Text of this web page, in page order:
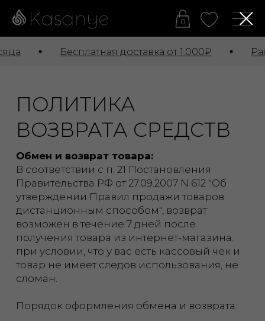
Бесплатная доставка от 1.000₽
Обмен и возврат товара:
В соответствии с п. 21 Постановления
Правительства РФ от 27.09.2007 N 612 "Об
дистанционным способом", возврат
возможен в течение 7 дней после
получения товара из интернет-магазина.
при условии, что у вас есть кассовый чек и
товар не имеет следов использования, не
сломан.
Порядок оформления обмена и возврата:
Для согласования обмена или
возврата товара напишите нам по
контактам, указанным на сайте;
Мы отправим Вам заявление, которое
посылку с товаром;
испортился при доставке ( компания
Kasanye имеет право отказать